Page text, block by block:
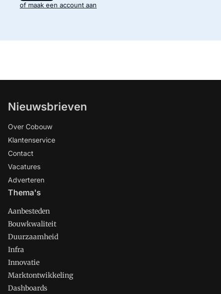
of maak een account aan
Nieuwsbrieven
Over Cobouw
Klantenservice
Contact
Vacatures
Adverteren
Thema's
Aanbesteden
Bouwkwaliteit
Duurzaamheid
Infra
Innovatie
Marktontwikkeling
Dashboards